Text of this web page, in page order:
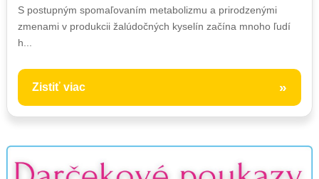
S postupným spomaľovaním metabolizmu a prirodzenými
zmenami v produkcii žalúdočných kyselín začína mnoho ľudí
h...
Zistiť viac »